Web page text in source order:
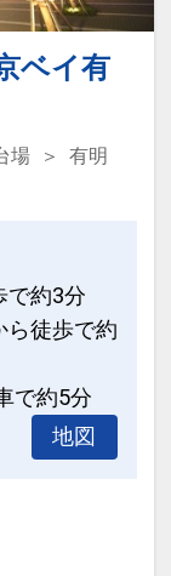
ベイ有
場
有明
で約3分
ら徒歩で約
で約5分
地図